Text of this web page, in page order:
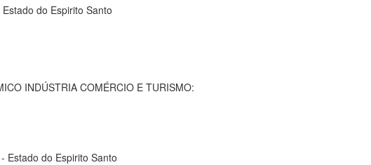
do Espirito Santo
INDÚSTRIA COMÉRCIO E TURISMO:
Estado do Espirito Santo